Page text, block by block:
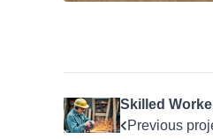
Skilled
Previous